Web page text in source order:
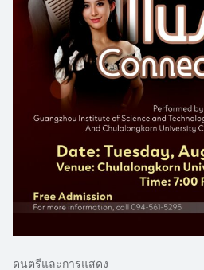
ดนตรีและการแสดง